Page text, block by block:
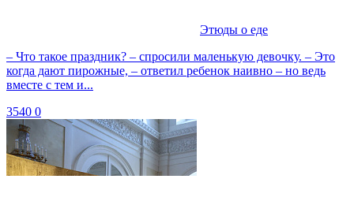
Этюды о еде
– Что такое праздник? – спросили маленькую девочку. – Это
когда дают пирожные, – ответил ребенок наивно – но ведь
вместе с тем и...
3540 0